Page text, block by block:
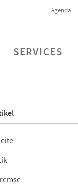
Agenda
SERVICES